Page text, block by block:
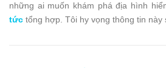
những ai muốn khám phá địa hình
tức tổng hợp. Tôi hy vọng thông tin này